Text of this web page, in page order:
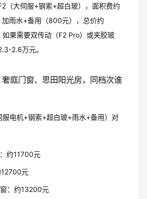
（大伺服+钢索+超白玻），面积费约
雨水+备用（800元），总价约
果需要双传动（F2 Pro）或夹胶玻
2.6万元。
庭门窗、思田阳光房，同档次谁
服电机+钢索+超白玻+雨水+备用）对
约11700元
元
：约13200元